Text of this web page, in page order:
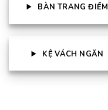
BÀN TRANG ĐIỂM
KỆ VÁCH NGĂN